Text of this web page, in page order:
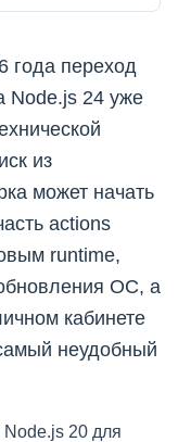
года переход
Node.js 24 уже
из
может начать
actions
runtime,
ОС, а
кабинете
неудобный
20 для